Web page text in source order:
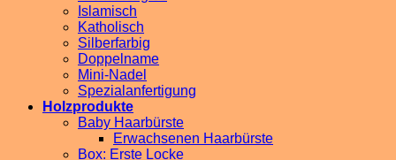
Islamisch
Katholisch
Silberfarbig
Doppelname
Mini-Nadel
Spezialanfertigung
Holzprodukte
Baby Haarbürste
Erwachsenen Haarbürste
Box: Erste Locke